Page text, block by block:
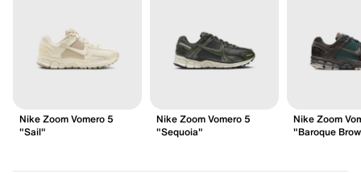
Nike Zoom Vomero 5
"Sail"
Nike Zoom Vomero 5
"Sequoia"
Nike Zoom
"Baroque